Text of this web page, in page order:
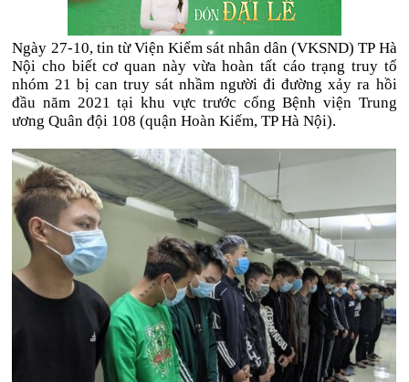
Ngày 27-10, tin từ Viện Kiểm sát nhân dân (VKSND) TP Hà
Nội cho biết cơ quan này vừa hoàn tất cáo trạng truy tố
nhóm 21 bị can truy sát nhầm người đi đường xảy ra hồi
đầu năm 2021 tại khu vực trước cổng Bệnh viện Trung
ương Quân đội 108 (quận Hoàn Kiếm, TP Hà Nội).